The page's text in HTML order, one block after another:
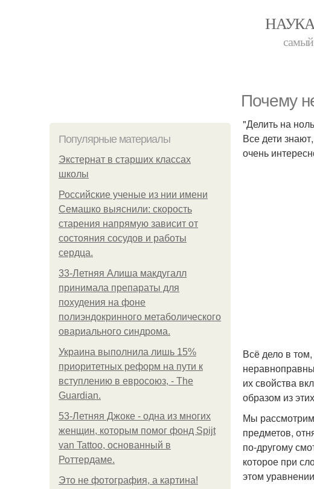
Почему
Популярные материалы
Экстернат в старших классах
школы
Российские ученые из нии имени
Семашко выяснили: скорость
старения напрямую зависит от
состояния сосудов и работы
сердца.
33-Летняя Алиша макдугалл
принимала препараты для
похудения на фоне
полиэндокринного метаболического
овариального синдрома.
Украина выполнила лишь 15%
приоритетных реформ на пути к
вступлению в евросоюз, - The
Guardian.
53-Летняя Джоке - одна из многих
женщин, которым помог фонд Spijt
van Tattoo, основанный в
Роттердаме.
Это не фотография, а картина!
"Делить на
Все дети
очень
Всё дело в
их свойства
образом из
Мы
предметов,
по-другому
которое при
этом